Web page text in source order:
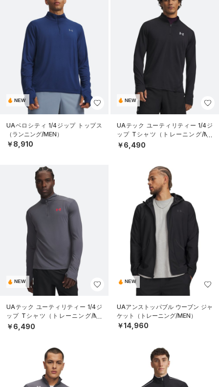
NEW
UAベロシティ 1/4ジップ トップス
（ランニング/MEN）
￥8,910
NEW
UAテック ユーティリティー 1/4ジ
ップ Tシャツ（トレーニング/ME
N）
￥6,490
NEW
UAテック ユーティリティー 1/4ジ
ップ Tシャツ（トレーニング/ME
N）
￥6,490
NEW
UAアンストッパブル ウーブン ジャ
ケット（トレーニング/MEN）
￥14,960